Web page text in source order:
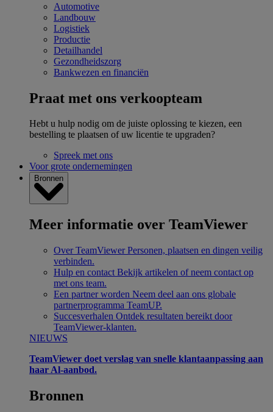
Automotive
Landbouw
Logistiek
Productie
Detailhandel
Gezondheidszorg
Bankwezen en financiën
Praat met ons verkoopteam
Hebt u hulp nodig om de juiste oplossing te kiezen, een
bestelling te plaatsen of uw licentie te upgraden?
Spreek met ons
Voor grote ondernemingen
Bronnen
Meer informatie over TeamViewer
Over TeamViewer Personen, plaatsen en dingen veilig
verbinden.
Hulp en contact Bekijk artikelen of neem contact op
met ons team.
Een partner worden Neem deel aan ons globale
partnerprogramma TeamUP.
Succesverhalen Ontdek resultaten bereikt door
TeamViewer-klanten.
NIEUWS
TeamViewer doet verslag van snelle klantaanpassing aan
haar Al-aanbod.
Bronnen